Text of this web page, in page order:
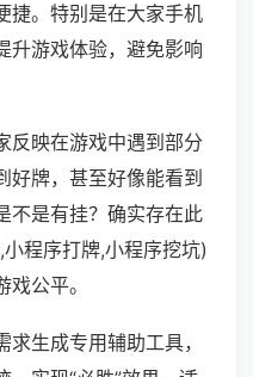
捷。特别是在大家手机
升游戏体验，避免影响
反映在游戏中遇到部分
好牌，甚至好像能看到
不是有挂？确实存在此
程序打牌,小程序挖坑)
公平。
生成专用辅助工具，